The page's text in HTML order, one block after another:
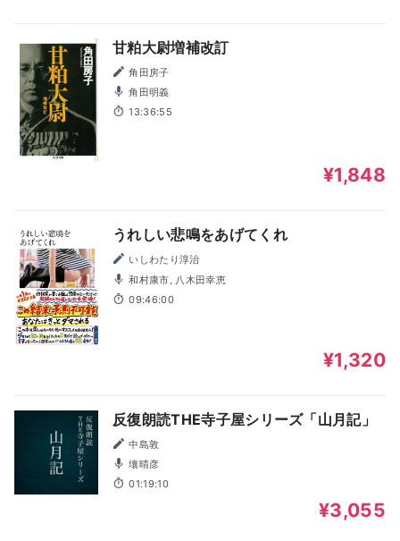
甘粕大尉増補改訂
角田房子
角田明義
13:36:55
¥1,848
うれしい悲鳴をあげてくれ
いしわたり淳治
和村康市, 八木田幸恵
09:46:00
¥1,320
反復朗読THE寺子屋シリーズ「山月記」
中島敦
壤晴彦
01:19:10
¥3,055